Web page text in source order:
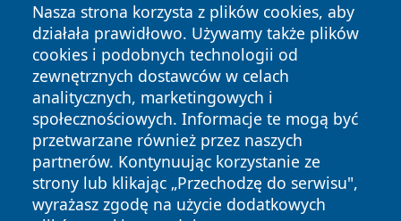
Nasza strona korzysta z plików cookies, aby
działała prawidłowo. Używamy także plików
cookies i podobnych technologii od
zewnętrznych dostawców w celach
analitycznych, marketingowych i
społecznościowych. Informacje te mogą być
przetwarzane również przez naszych
partnerów. Kontynuując korzystanie ze
strony lub klikając „Przechodzę do serwisu",
wyrażasz zgodę na użycie dodatkowych
Copyright © 2026 wrotatarnowa.pl Wszystkie prawa
zastrzeżone.
News Autorzy
Polityka
Prywatności
Polityka
Cookies